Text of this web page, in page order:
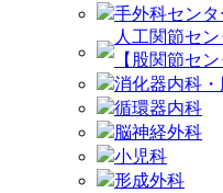
手外科センタ
人工関節セ
【股関節セン
消化器内科
循環器内科
脳神経外科
小児科
形成外科